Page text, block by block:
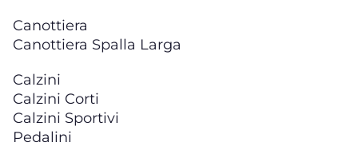
Canottiera
Canottiera Spalla Larga
Calzini
Calzini Corti
Calzini Sportivi
Pedalini